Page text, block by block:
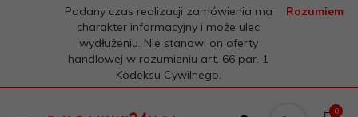
Podany czas realizacji zamówienia ma
charakter informacyjny i może ulec
wydłużeniu. Nie stanowi on oferty
handlowej w rozumieniu art. 66 par. 1
Kodeksu Cywilnego.
Rozumiem
0